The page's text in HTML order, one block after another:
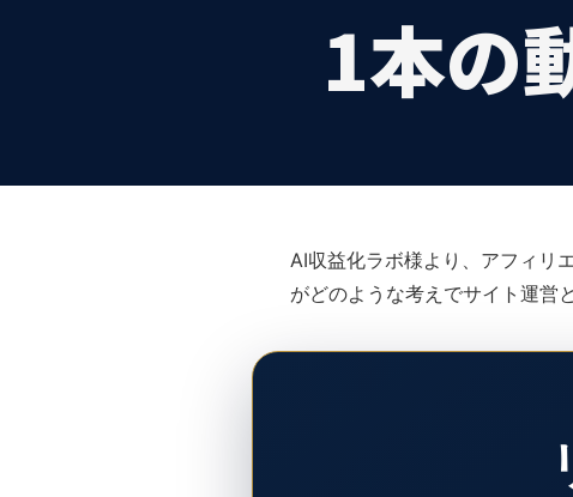
1本の
AI収益化ラボ様より、アフィリ
がどのような考えでサイト運営